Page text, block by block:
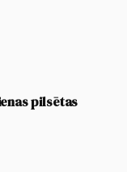
pilsētas